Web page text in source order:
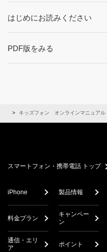
はじめにお読みください
PDF版をみる
キッズフォン オンラインマニュアル
スマートフォン・携帯電話 トップ
iPhone 製品情報
料金プラン
キャンペー
ン
通信・エリ
ア
ポイント